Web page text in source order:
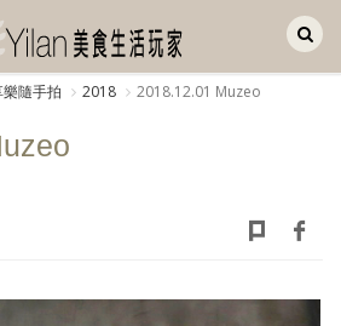
樂隨手拍 2018 2018.12.01 Muzeo